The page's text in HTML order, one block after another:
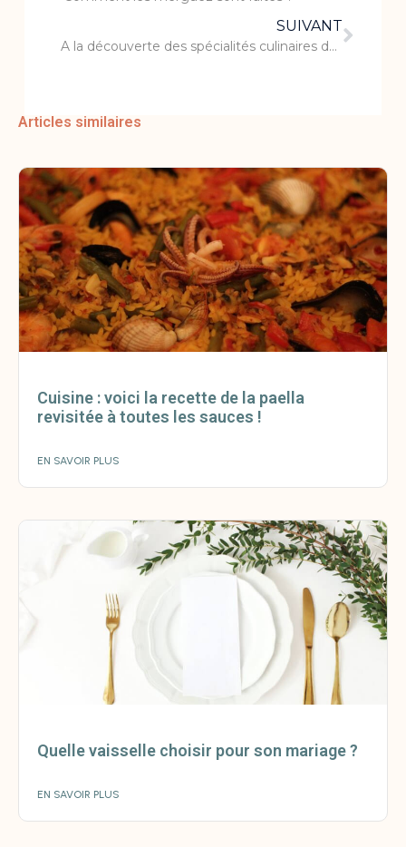
SUIVANT
A la découverte des spécialités culinaires du Tarn
Articles similaires
Cuisine : voici la recette de la paella
revisitée à toutes les sauces !
EN SAVOIR PLUS
Quelle vaisselle choisir pour son mariage ?
EN SAVOIR PLUS